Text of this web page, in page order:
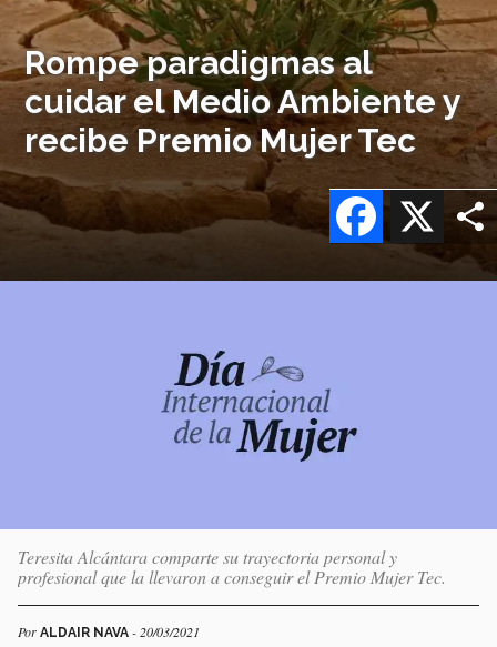
Rompe paradigmas al
cuidar el Medio Ambiente y
recibe Premio Mujer Tec
X
Facebook
Teresita Alcántara comparte su trayectoria personal y
profesional que la llevaron a conseguir el Premio Mujer Tec.
Por ALDAIR NAVA - 20/03/2021